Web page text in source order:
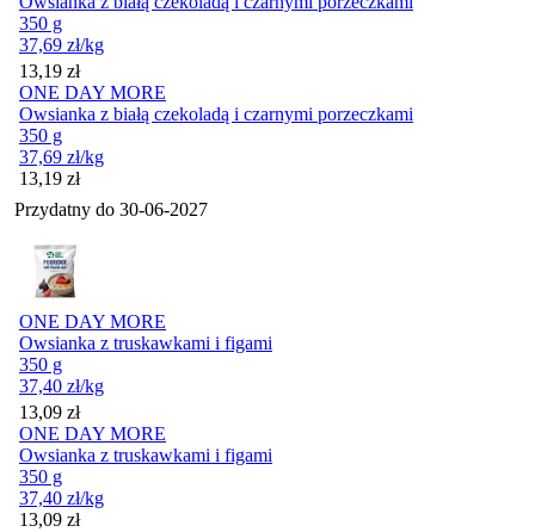
350 g
37,69 zł/kg
Cena
13,19 zł
ONE DAY MORE
Owsianka z białą czekoladą i czarnymi porzeczkami
350 g
37,69 zł/kg
Cena
13,19 zł
Przydatny do 30-06-2027
ONE DAY MORE
Owsianka z truskawkami i figami
350 g
37,40 zł/kg
Cena
13,09 zł
ONE DAY MORE
Owsianka z truskawkami i figami
350 g
37,40 zł/kg
Cena
13,09 zł